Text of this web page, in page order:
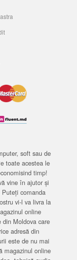
soft sau de
toate acestea le
timp!
vine în ajutor și
comanda
vi-l va livra la
online
din Moldova care
adresă din
este de nu mai
magazinul online